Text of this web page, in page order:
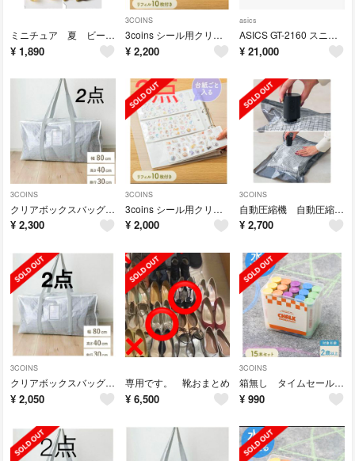
ミニチュア 夏 ビール アイスクリーム 貝とヒトデ ナチュラルキッチン オブジェ
¥ 1,890
3COINS
3coins シール用クリアファイル スリーコインズ シール帳 3coins
¥ 2,200
asics
ASICS GT-2160 スニーカー サンダル 24 BREEZE
¥ 21,000
3COINS
クリアボックスバッグ LL 2個 スリーコインズ 収納 掃除
¥ 2,300
3COINS
3coins シール用クリアファイル 2点 スリーコインズ シール帳
¥ 2,000
3COINS
自動圧縮機 自動圧縮バッグ 3枚 スリーコインズ 3coins 旅行3coins
¥ 2,700
3COINS
クリアボックスバッグ LL 2個 スリーコインズ 収納 掃除
¥ 2,050
専用です。 靴おまとめ
¥ 6,500
3COINS
箱無し タイムセール水で消えるチョーク スリーコインズ 3coins 水遊び
¥ 990